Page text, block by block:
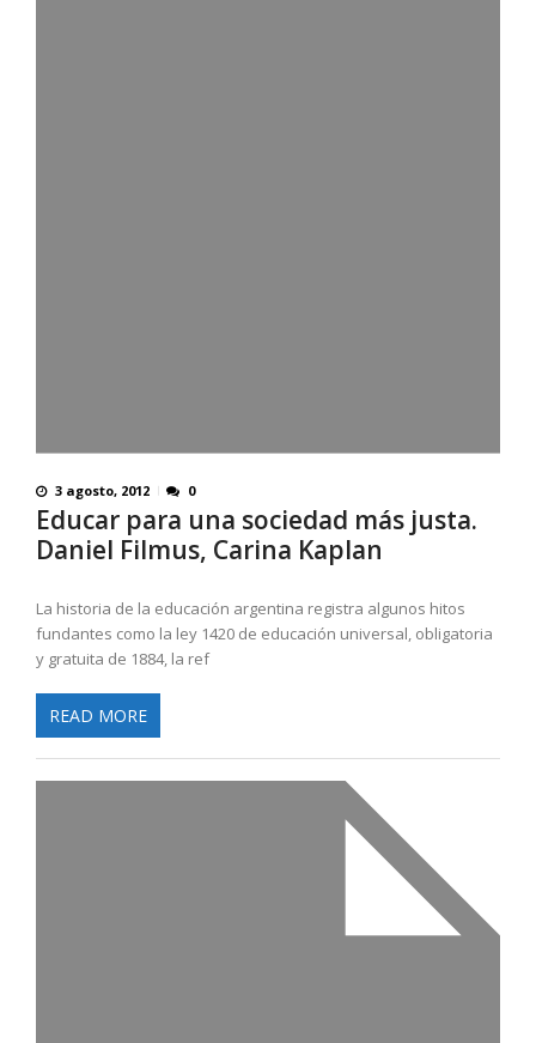
3 agosto, 2012 0
Educar para una sociedad más justa.
Daniel Filmus, Carina Kaplan
La historia de la educación argentina registra algunos hitos
fundantes como la ley 1420 de educación universal, obligatoria
y gratuita de 1884, la ref
READ MORE